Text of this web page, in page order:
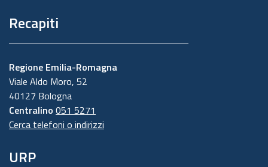
Recapiti
Regione Emilia-Romagna
Viale Aldo Moro, 52
40127 Bologna
Centralino 051 5271
Cerca telefoni o indirizzi
URP